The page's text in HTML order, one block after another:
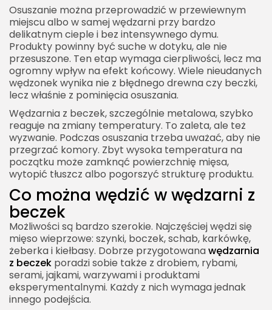
Osuszanie można przeprowadzić w przewiewnym
miejscu albo w samej wędzarni przy bardzo
delikatnym cieple i bez intensywnego dymu.
Produkty powinny być suche w dotyku, ale nie
przesuszone. Ten etap wymaga cierpliwości, lecz ma
ogromny wpływ na efekt końcowy. Wiele nieudanych
wędzonek wynika nie z błędnego drewna czy beczki,
lecz właśnie z pominięcia osuszania.
Wędzarnia z beczek, szczególnie metalowa, szybko
reaguje na zmiany temperatury. To zaleta, ale też
wyzwanie. Podczas osuszania trzeba uważać, aby nie
przegrzać komory. Zbyt wysoka temperatura na
początku może zamknąć powierzchnię mięsa,
wytopić tłuszcz albo pogorszyć strukturę produktu.
Co można wędzić w wędzarni z
beczek
Możliwości są bardzo szerokie. Najczęściej wędzi się
mięso wieprzowe: szynki, boczek, schab, karkówkę,
żeberka i kiełbasy. Dobrze przygotowanawędzarnia
z beczek poradzi sobie także z drobiem, rybami,
serami, jajkami, warzywami i produktami
eksperymentalnymi. Każdy z nich wymaga jednak
innego podejścia.